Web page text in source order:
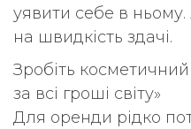
уявити себе в
на швидкість здачі.
Зробіть
за всі гроші світу»
Для оренди рідко